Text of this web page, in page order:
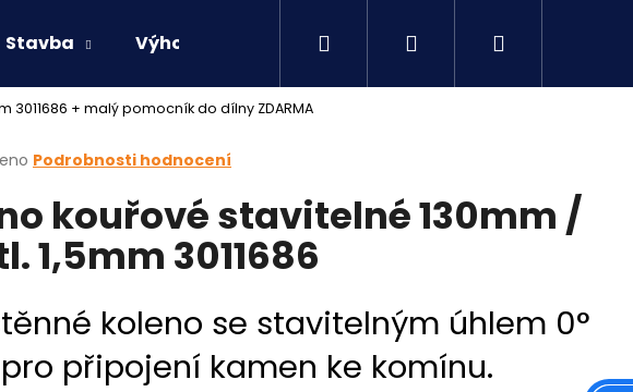
Stavba Výhodné sety Kontakty Přihlášení
3011686 + malý pomocník do dílny ZDARMA
Podrobnosti hodnocení
kouřové stavitelné 130mm /
1,5mm 3011686
koleno se stavitelným úhlem 0°
připojení kamen ke komínu.